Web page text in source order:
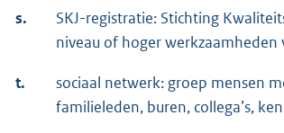
s.
SKJ-registratie: Stichting
niveau of hoger
t.
sociaal netwerk: groep mensen
familieleden, buren, collega’s,